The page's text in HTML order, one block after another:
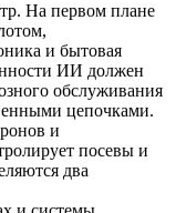
На первом плане
и бытовая
ИИ должен
обслуживания
цепочками.
и
посевы и
два